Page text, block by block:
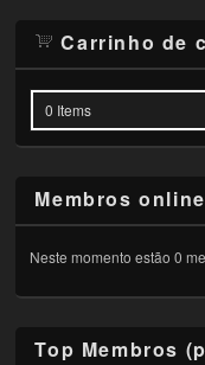
Carrinho de
0 Items
Membros online
Neste momento estão 0
Top Membros